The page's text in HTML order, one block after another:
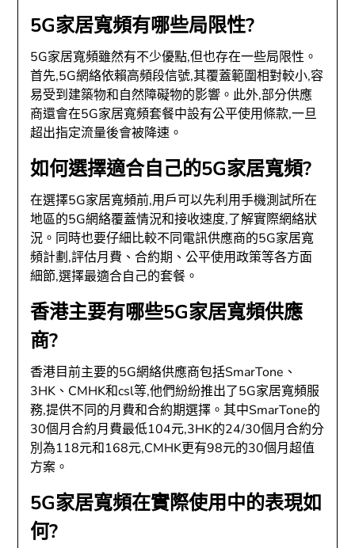
5G家居寬頻有哪些局限性?
5G家居寬頻雖然有不少優點,但也存在一些局限性。
首先,5G網絡依賴高頻段信號,其覆蓋範圍相對較小,容
易受到建築物和自然障礙物的影響。此外,部分供應
商還會在5G家居寬頻套餐中設有公平使用條款,一旦
超出指定流量後會被降速。
如何選擇適合自己的5G家居寬頻?
在選擇5G家居寬頻前,用戶可以先利用手機測試所在
地區的5G網絡覆蓋情況和接收速度,了解實際網絡狀
況。同時也要仔細比較不同電訊供應商的5G家居寬
頻計劃,評估月費、合約期、公平使用政策等各方面
細節,選擇最適合自己的套餐。
香港主要有哪些5G家居寬頻供應
商?
香港目前主要的5G網絡供應商包括SmarTone、
3HK、CMHK和csl等,他們紛紛推出了5G家居寬頻服
務,提供不同的月費和合約期選擇。其中SmarTone的
30個月合約月費最低104元,3HK的24/30個月合約分
別為118元和168元,CMHK更有98元的30個月超值
方案。
5G家居寬頻在實際使用中的表現如
何?